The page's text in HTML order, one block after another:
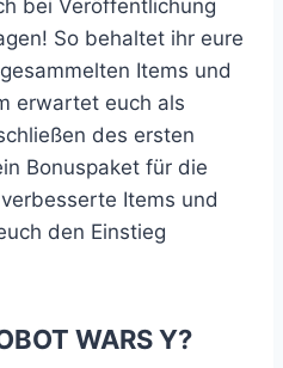
bei Veröffentlichung
So behaltet ihr eure
Items und
erwartet euch als
des ersten
Bonuspaket für die
Items und
den Einstieg
WARS Y?